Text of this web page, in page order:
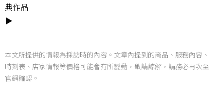
典作品
▶
本文所提供的情報為採訪時的內容。文章內提到的商品、服務內容、
時刻表、店家情報等價格可能會有所變動，敬請諒解，請務必再次至
官網確認。